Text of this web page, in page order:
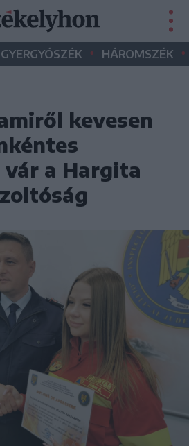
GYERGYÓSZÉK • HÁROMSZÉK •
kevesen
a Hargita